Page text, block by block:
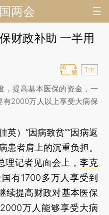
两会
财政补助 一半用
T中
，提高基本医保的资金，一
2000万人以上享受大病保
英） “因病致贫”“因病返
患者肩上的沉重负担。
理记者见面会上，李克
有1700多万人享受到
续提高财政对基本医保
万人能够享受大病